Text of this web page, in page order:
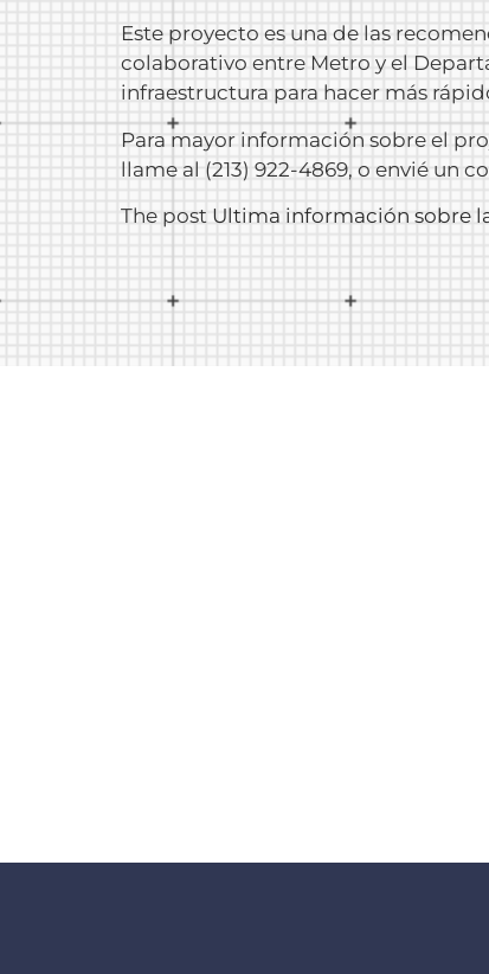
Este proyecto es una de las
colaborativo entre Metro y el
infraestructura para hacer más
Para mayor información sobre el
llame al (213) 922-4869, o envié un
The post Ultima información sobre